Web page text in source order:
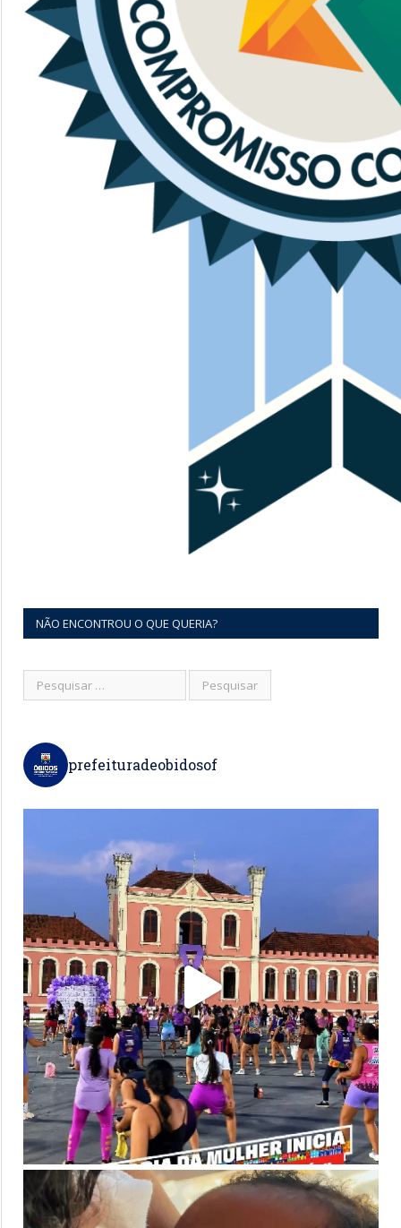
NÃO ENCONTROU O QUE QUERIA?
prefeituradeobidosof